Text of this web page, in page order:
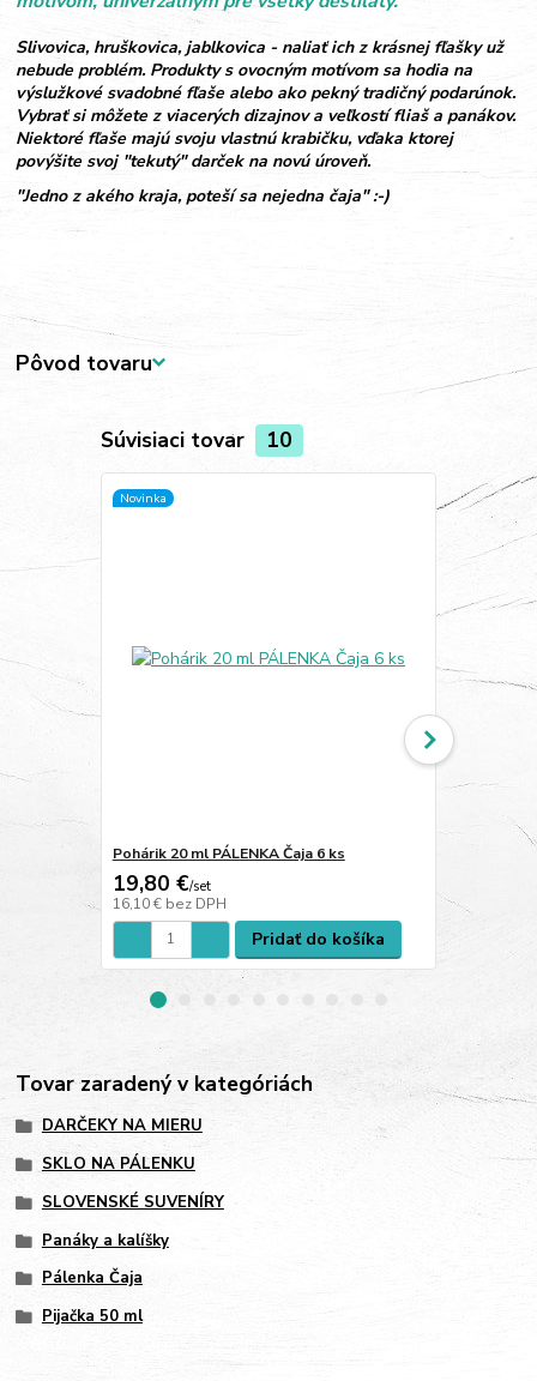
Slivovica, hruškovica, jablkovica - naliať ich z krásnej fľašky už
nebude problém. Produkty s ovocným motívom sa hodia na
výslužkové svadobné fľaše alebo ako pekný tradičný podarúnok.
Vybrať si môžete z viacerých dizajnov a veľkostí fliaš a panákov.
Niektoré fľaše majú svoju vlastnú krabičku, vďaka ktorej
povýšite svoj "tekutý" darček na novú úroveň.
"Jedno z akého kraja, poteší sa nejedna čaja" :-)
Pôvod tovaru
Súvisiaci tovar 10
Novinka
Pohárik 20 ml PÁLENKA Čaja 6 ks
19,80 €/set
16,10 € bez DPH
Pridať do košíka
2,85 €
Tovar zaradený v kategóriách
DARČEKY NA MIERU
SKLO NA PÁLENKU
SLOVENSKÉ SUVENÍRY
Panáky a kalíšky
Pálenka Čaja
Pijačka 50 ml